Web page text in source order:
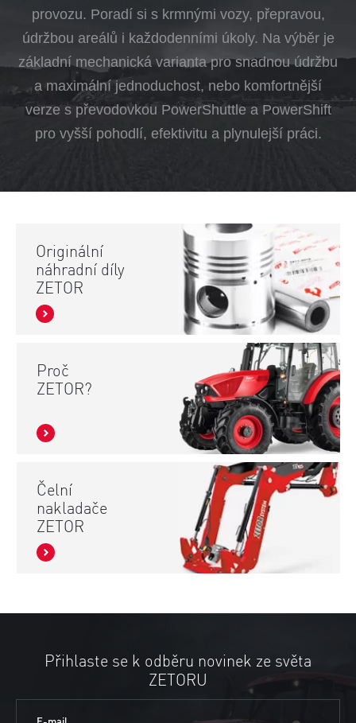
provozu. Poradí si s krmnými vozy, přepravou,
údržbou areálů i každodenními úkoly. Na výběr je
základní mechanická varianta pro snadnou údržbu
a maximální jednoduchost, nebo komfortnější
verze s převodovkou PowerShuttle a PowerShift
pro vyšší pohodlí, efektivitu a plynulejší práci.
Originální
náhradní díly
ZETOR
Proč
ZETOR?
Čelní
nakladače
ZETOR
Přihlaste se k odběru novinek ze světa
ZETORU